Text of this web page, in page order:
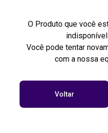
O Produto que você
Você pode tentar
com a nossa
Voltar